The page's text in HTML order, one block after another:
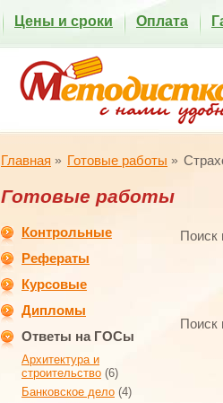
Цены и сроки Оплата
Главная Готовые работы
Готовые работы
Контрольные
Рефераты
Курсовые
Дипломы
Ответы на ГОСы
Архитектура и
строительство (6)
Банковское дело (4)
Поиск
Поиск